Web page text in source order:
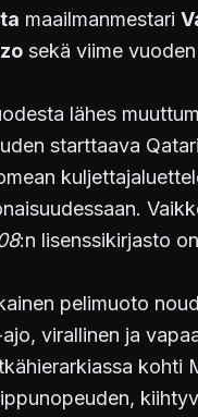
maailmanmestari
sekä viime
lähes
starttaava
:n lisenssikirjasto
pelimuoto
virallinen ja